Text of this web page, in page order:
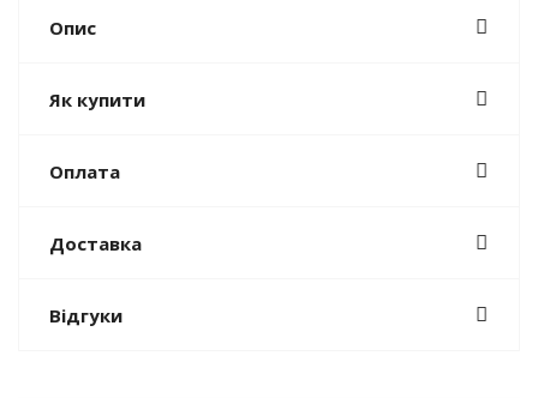
Опис
Як купити
Оплата
Доставка
Відгуки